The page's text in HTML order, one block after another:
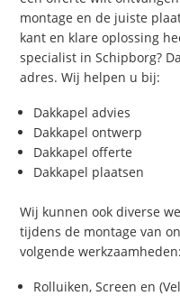
montage en de juiste
kant en klare oplossing
specialist in Schipborg?
adres. Wij helpen u bij:
Dakkapel advies
Dakkapel ontwerp
Dakkapel offerte
Dakkapel plaatsen
Wij kunnen ook diverse
tijdens de montage van
volgende werkzaamheden:
Rolluiken, Screen en